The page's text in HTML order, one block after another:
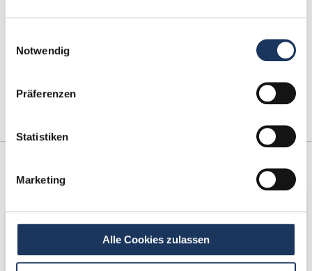
Notwendig
Präferenzen
Statistiken
Marketing
Alle Cookies zulassen
Partner
Netzwerk-Partner